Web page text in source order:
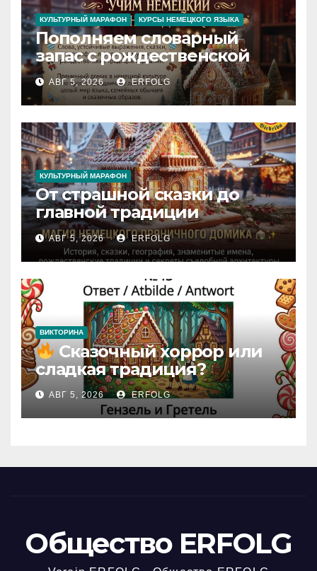
КУЛЬТУРНЫЙ МАРАФОН КУРСЫ НЕМЕЦКОГО ЯЗЫКА
Пополняем словарный
запас с рождественской
сказкой! Учим немецкий
вместе с Lebkuchenhaus
АВГ 5, 2026 ERFOLG
КУЛЬТУРНЫЙ МАРАФОН
От страшной сказки до
главной традиции
Рождества: секреты
немецкого пряничного
домика!
АВГ 5, 2026 ERFOLG
ВИКТОРИНА
Сказочный хоррор или
сладкая традиция?
Открываем секреты
вчерашней викторины!
АВГ 5, 2026 ERFOLG
Общество ERFOLG